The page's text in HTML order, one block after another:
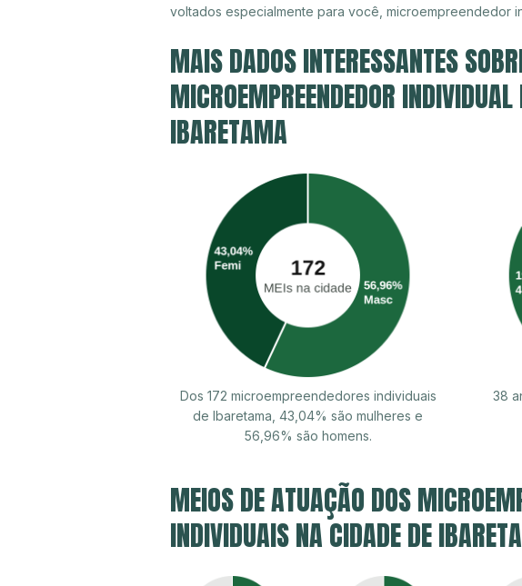
voltados especialmente para você, microempreendedor
MAIS DADOS INTERESSANTES
MICROEMPREENDEDOR
IBARETAMA
Dos 172 microempreendedores individuais
de Ibaretama, 43,04% são mulheres e
56,96% são homens.
38
MEIOS DE ATUAÇÃO DOS
INDIVIDUAIS NA CIDADE DE